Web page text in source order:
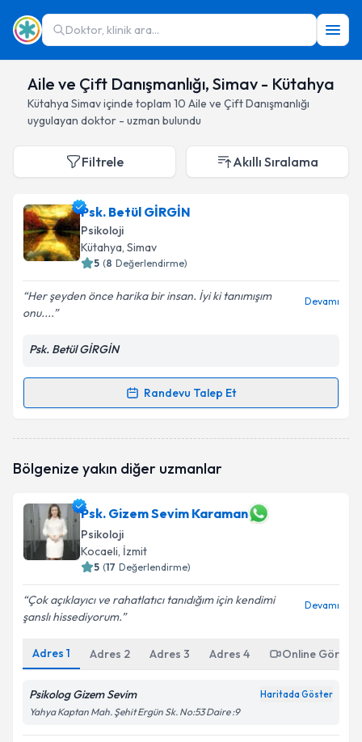
Doktor, klinik ara...
Aile ve Çift Danışmanlığı, Simav - Kütahya
Kütahya Simaviçinde toplam 10 Aile ve Çift Danışmanlığı
uygulayan doktor - uzman bulundu
Filtrele Akıllı Sıralama
Psk. Betül GİRGİN
Psikoloji
Kütahya, Simav
5 (8 Değerlendirme)
Her şeyden önce harika bir insan. İyi ki tanımışım
onu....
Devamı
Psk. Betül GİRGİN
Randevu Talep Et
Randevu Takvimi Talebi
oluşturun. Size bu uzmandan randevu almanız için bir
E-posta Adresiniz
Kişisel verilerimin işlenmesine ilişkinAydınlatma
Metni'ni okudum ve kişisel verilerimin belirtilen
Bölgenize yakın diğer uzmanlar
Psk. Gizem Sevim Karaman
Psikoloji
Kocaeli, İzmit
5 (17 Değerlendirme)
Çok açıklayıcı ve rahatlatıcı tanıdığım için kendimi
şanslı hissediyorum.
Devamı
Adres 1 Adres 2 Adres 3 Adres 4 Online
Psikolog Gizem Sevim Haritada Göster
Yahya Kaptan Mah. Şehit Ergün Sk. No:53 Daire :9